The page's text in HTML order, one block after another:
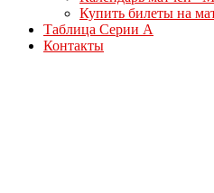
Купить билеты на
Таблица Серии А
Контакты